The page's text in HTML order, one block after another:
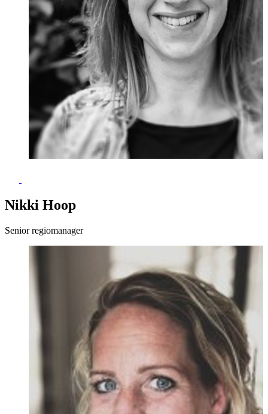
Nikki Hoop
Senior regiomanager